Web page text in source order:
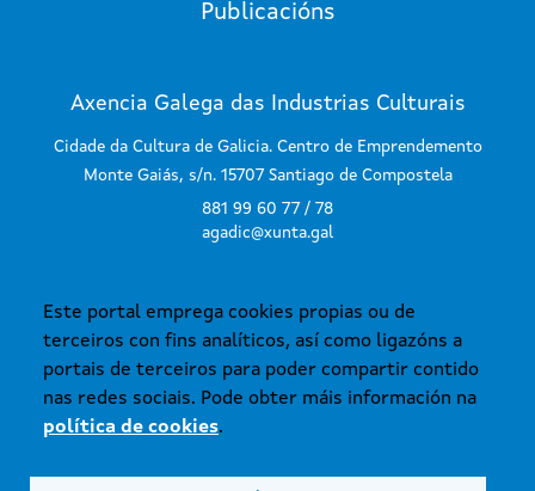
Este portal emprega cookies propias ou de
terceiros con fins analíticos, así como ligazóns a
portais de terceiros para poder compartir contido
nas redes sociais. Pode obter máis información na
política de cookies.
Publicacións
Axencia Galega das Industrias Culturais
Cidade da Cultura de Galicia. Centro de Emprendemento
Monte Gaiás, s/n. 15707 Santiago de Compostela
881 99 60 77 / 78
agadic@xunta.gal
SUBSCRÍBETE AO BOLETÍN